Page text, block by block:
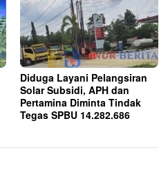
Diduga Layani Pelangsiran
Solar Subsidi, APH dan
Pertamina Diminta Tindak
Tegas SPBU 14.282.686